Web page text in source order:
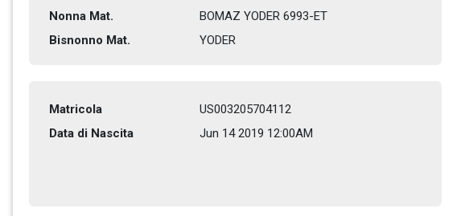
Nonna Mat.
BOMAZ YODER 6993-ET
Bisnonno Mat.
YODER
Matricola
US003205704112
Data di Nascita
Jun 14 2019 12:00AM